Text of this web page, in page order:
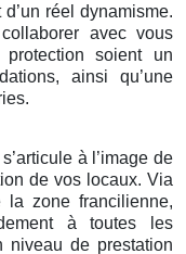
réel dynamisme.
avec vous
soient un
ainsi qu’une
à l’image de
de vos locaux. Via
la zone francilienne,
à toutes les
niveau de prestation